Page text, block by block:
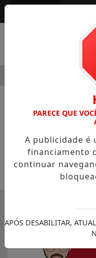
DATAS
Dia do
28 de outubro
SEMANÁRIO ZONA
PARECE QUE
A publicidade é
financiamento
continuar
APÓS DESABILITAR,